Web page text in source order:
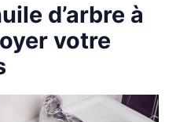
d’arbre à
votre